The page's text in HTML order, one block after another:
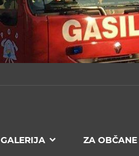
GALERIJA ZA OBČANE